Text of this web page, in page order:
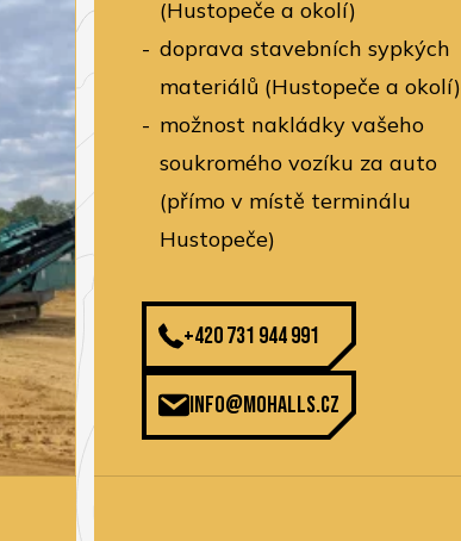
(Hustopeče a okolí)
doprava stavebních sypkých
materiálů (Hustopeče a okolí)
možnost nakládky vašeho
soukromého vozíku za auto
(přímo v místě terminálu
Hustopeče)
+420 731 944 991
info@mohalls.cz